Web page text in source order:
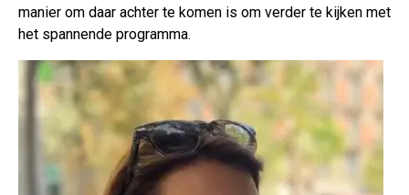
manier om daar achter te komen is om verder te kijken met
het spannende programma.